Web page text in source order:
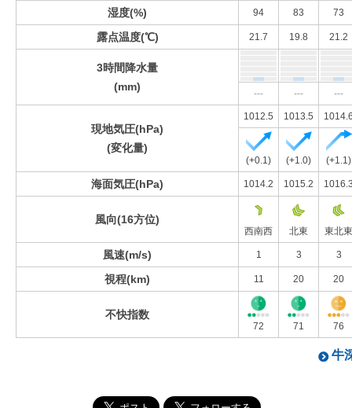
湿度(%) 94 83 73
露点温度(℃) 21.7 19.8 21.2
3時間降水量
(mm)
--- --- ---
現地気圧(hPa)
(変化量)
1012.5 1013.5
(+0.1) (+1.0) (+1.1)
海面気圧(hPa) 1014.2 1015.2
風向(16方位)
西南西 北東 東北東
風速(m/s) 1 3 3
視程(km) 11 20 20
不快指数
72 71 76
牛